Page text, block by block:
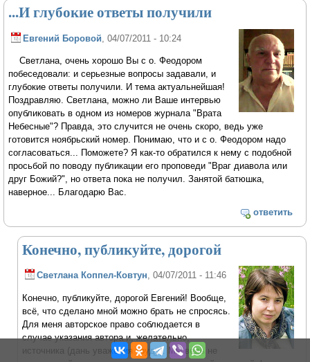
...И глубокие ответы получили
Евгений Боровой , 04/07/2011 - 10:24
Светлана, очень хорошо Вы с о. Феодором
побеседовали: и серьезные вопросы задавали, и
глубокие ответы получили. И тема актуальнейшая!
Поздравляю. Светлана, можно ли Ваше интервью
опубликовать в одном из номеров журнала "Врата
Небесные"? Правда, это случится не очень скоро, ведь уже
готовится ноябрьский номер. Понимаю, что и с о. Феодором надо
согласоваться... Поможете? Я как-то обратился к нему с подобной
просьбой по поводу публикации его проповеди "Враг диавола или
друг Божий?", но ответа пока не получил. Занятой батюшка,
наверное... Благодарю Вас.
ответить
Конечно, публикуйте, дорогой
Светлана Коппел-Ковтун, 04/07/2011 - 11:46
Конечно, публикуйте, дорогой Евгений! Вообще,
всё, что сделано мной можно брать не спросясь.
Для меня авторское право соблюдается в
случае указания автора и, желательно,
источника (дань уважения труду). Мы ведь не